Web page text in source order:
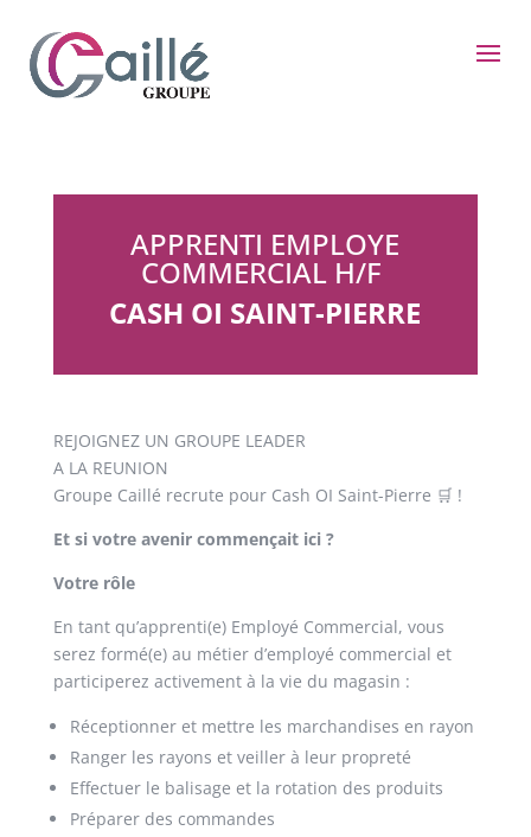
APPRENTI EMPLOYE
COMMERCIAL H/F
CASH OI SAINT-PIERRE
REJOIGNEZ UN GROUPE LEADER
A LA REUNION
Groupe Caillé recrute pour Cash OI Saint-Pierre 🛒 !
Et si votre avenir commençait ici ?
Votre rôle
En tant qu’apprenti(e) Employé Commercial, vous
serez formé(e) au métier d’employé commercial et
participerez activement à la vie du magasin :
Réceptionner et mettre les marchandises en rayon
Ranger les rayons et veiller à leur propreté
Effectuer le balisage et la rotation des produits
Préparer des commandes